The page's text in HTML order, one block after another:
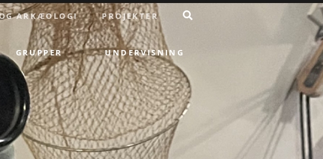
ARKÆOLOGI PROJEKTER
GRUPPER UNDERVISNING